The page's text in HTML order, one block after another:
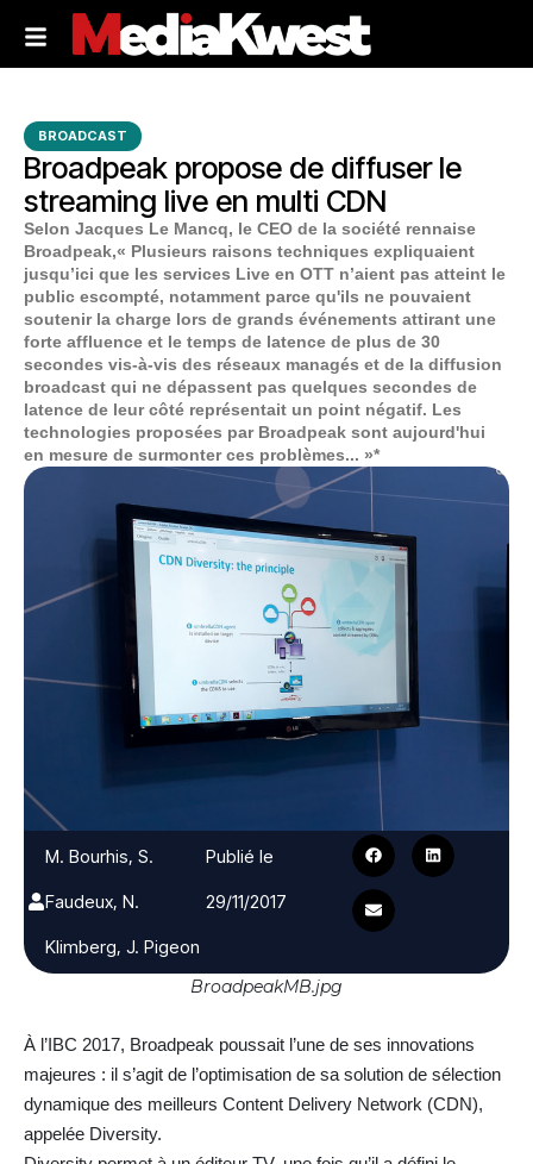
BROADCAST
Broadpeak propose de diffuser le
streaming live en multi CDN
Selon Jacques Le Mancq, le CEO de la société rennaise
Broadpeak,« Plusieurs raisons techniques expliquaient
jusqu’ici que les services Live en OTT n’aient pas atteint le
public escompté, notamment parce qu'ils ne pouvaient
soutenir la charge lors de grands événements attirant une
forte affluence et le temps de latence de plus de 30
secondes vis-à-vis des réseaux managés et de la diffusion
broadcast qui ne dépassent pas quelques secondes de
latence de leur côté représentait un point négatif. Les
technologies proposées par Broadpeak sont aujourd'hui
en mesure de surmonter ces problèmes... »*
M. Bourhis, S.
Faudeux, N.
Klimberg, J. Pigeon
Publié le
29/11/2017
BroadpeakMB.jpg
À l’IBC 2017, Broadpeak poussait l’une de ses innovations
majeures : il s’agit de l’optimisation de sa solution de sélection
dynamique des meilleurs Content Delivery Network (CDN),
appelée Diversity.